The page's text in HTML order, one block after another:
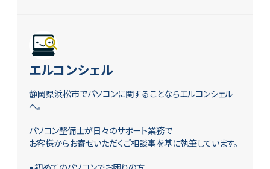
エルコンシェル
静岡県浜松市でパソコンに関することならエルコンシェル
へ。
パソコン整備士が日々のサポート業務で
お客様からお寄せいただくご相談事を基に執筆しています。